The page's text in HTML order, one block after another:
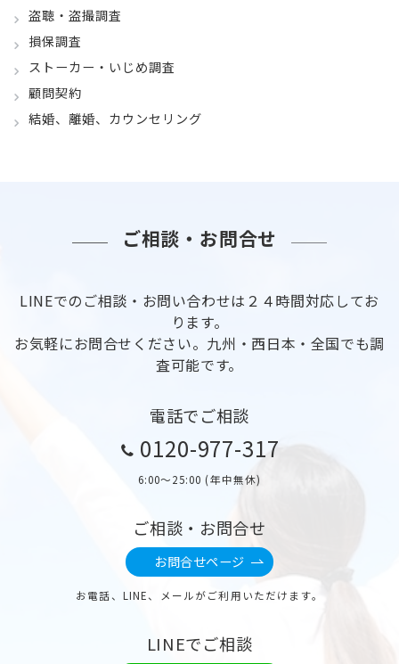
盗聴・盗撮調査
損保調査
ストーカー・いじめ調査
顧問契約
結婚、離婚、カウンセリング
ご相談・お問合せ
LINEでのご相談・お問い合わせは２４時間対応してお
ります。
お気軽にお問合せください。九州・西日本・全国でも調
査可能です。
電話でご相談
0120-977-317
6:00〜25:00 (年中無休)
ご相談・お問合せ
お問合せページ
お電話、LINE、メールがご利用いただけます。
LINEでご相談